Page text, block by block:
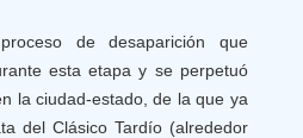
de desaparición que
esta etapa y se perpetuó
la ciudad-estado, de la que ya
del Clásico Tardío (alrededor